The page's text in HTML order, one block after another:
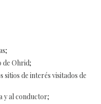
de Ohrid;
de interés visitados de
y al conductor;